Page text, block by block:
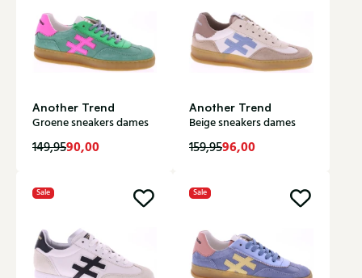
Another Trend
Groene sneakers dames
149,9590,00
Another Trend
Beige sneakers dames
159,9596,00
Sale Sale